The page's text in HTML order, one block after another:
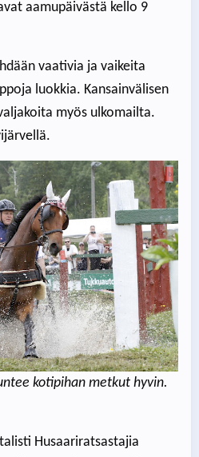
aamupäivästä kello 9
vaativia ja vaikeita
luokkia. Kansainvälisen
myös ulkomailta.
kotipihan metkut hyvin.
Husaariratsastajia